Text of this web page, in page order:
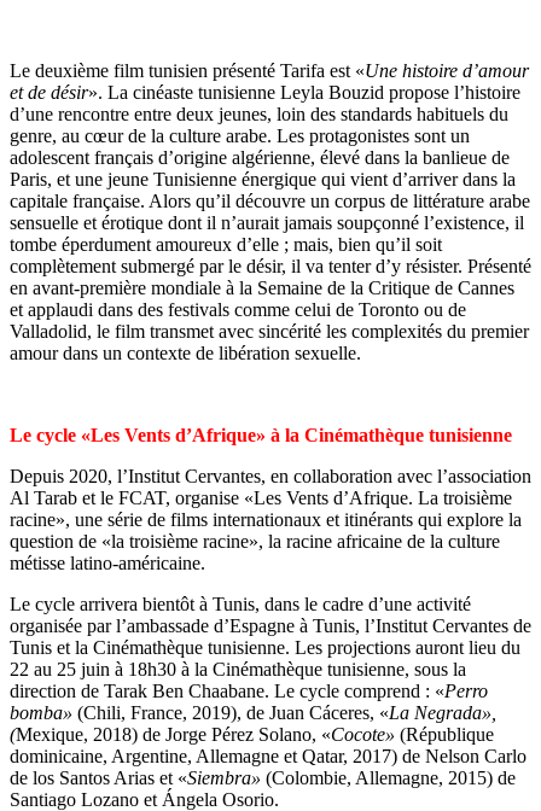
Le deuxième film tunisien présenté Tarifa est «Une histoire d’amour
et de désir». La cinéaste tunisienne Leyla Bouzid propose l’histoire
d’une rencontre entre deux jeunes, loin des standards habituels du
genre, au cœur de la culture arabe. Les protagonistes sont un
adolescent français d’origine algérienne, élevé dans la banlieue de
Paris, et une jeune Tunisienne énergique qui vient d’arriver dans la
capitale française. Alors qu’il découvre un corpus de littérature arabe
sensuelle et érotique dont il n’aurait jamais soupçonné l’existence, il
tombe éperdument amoureux d’elle ; mais, bien qu’il soit
complètement submergé par le désir, il va tenter d’y résister. Présenté
en avant-première mondiale à la Semaine de la Critique de Cannes
et applaudi dans des festivals comme celui de Toronto ou de
Valladolid, le film transmet avec sincérité les complexités du premier
amour dans un contexte de libération sexuelle.
Le cycle «Les Vents d’Afrique» à la Cinémathèque tunisienne
Depuis 2020, l’Institut Cervantes, en collaboration avec l’association
Al Tarab et le FCAT, organise «Les Vents d’Afrique. La troisième
racine», une série de films internationaux et itinérants qui explore la
question de «la troisième racine», la racine africaine de la culture
métisse latino-américaine.
Le cycle arrivera bientôt à Tunis, dans le cadre d’une activité
organisée par l’ambassade d’Espagne à Tunis, l’Institut Cervantes de
Tunis et la Cinémathèque tunisienne. Les projections auront lieu du
22 au 25 juin à 18h30 à la Cinémathèque tunisienne, sous la
direction de Tarak Ben Chaabane. Le cycle comprend : «Perro
bomba» (Chili, France, 2019), de Juan Cáceres, «La Negrada»,
(Mexique, 2018) de Jorge Pérez Solano, «Cocote» (République
dominicaine, Argentine, Allemagne et Qatar, 2017) de Nelson Carlo
de los Santos Arias et «Siembra» (Colombie, Allemagne, 2015) de
Santiago Lozano et Ángela Osorio.